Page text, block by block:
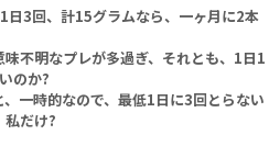
日3回、計15グラムなら、一ヶ月に2本
不明なプレが多過ぎ、それとも、1日1
のか?
一時的なので、最低1日に3回とらない
私だけ?